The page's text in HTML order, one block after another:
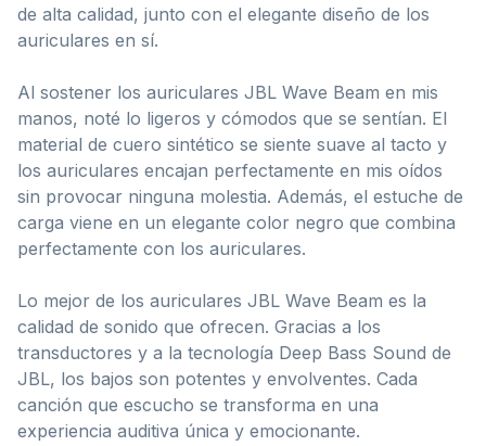
de alta calidad, junto con el elegante diseño de los
auriculares en sí.
Al sostener los auriculares JBL Wave Beam en mis
manos, noté lo ligeros y cómodos que se sentían. El
material de cuero sintético se siente suave al tacto y
los auriculares encajan perfectamente en mis oídos
sin provocar ninguna molestia. Además, el estuche de
carga viene en un elegante color negro que combina
perfectamente con los auriculares.
Lo mejor de los auriculares JBL Wave Beam es la
calidad de sonido que ofrecen. Gracias a los
transductores y a la tecnología Deep Bass Sound de
JBL, los bajos son potentes y envolventes. Cada
canción que escucho se transforma en una
experiencia auditiva única y emocionante.